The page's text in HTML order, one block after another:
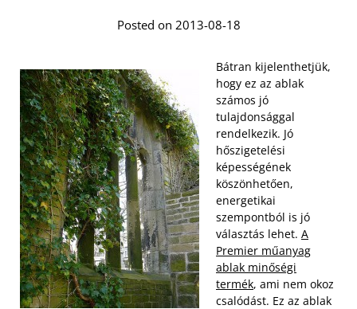
Posted on 2013-08-18
Bátran kijelenthetjük,
hogy ez az ablak
számos jó
tulajdonsággal
rendelkezik. Jó
hőszigetelési
képességének
köszönhetően,
energetikai
szempontból is jó
választás lehet. A
Premier műanyag
ablak minőségi
termék, ami nem okoz
csalódást. Ez az ablak